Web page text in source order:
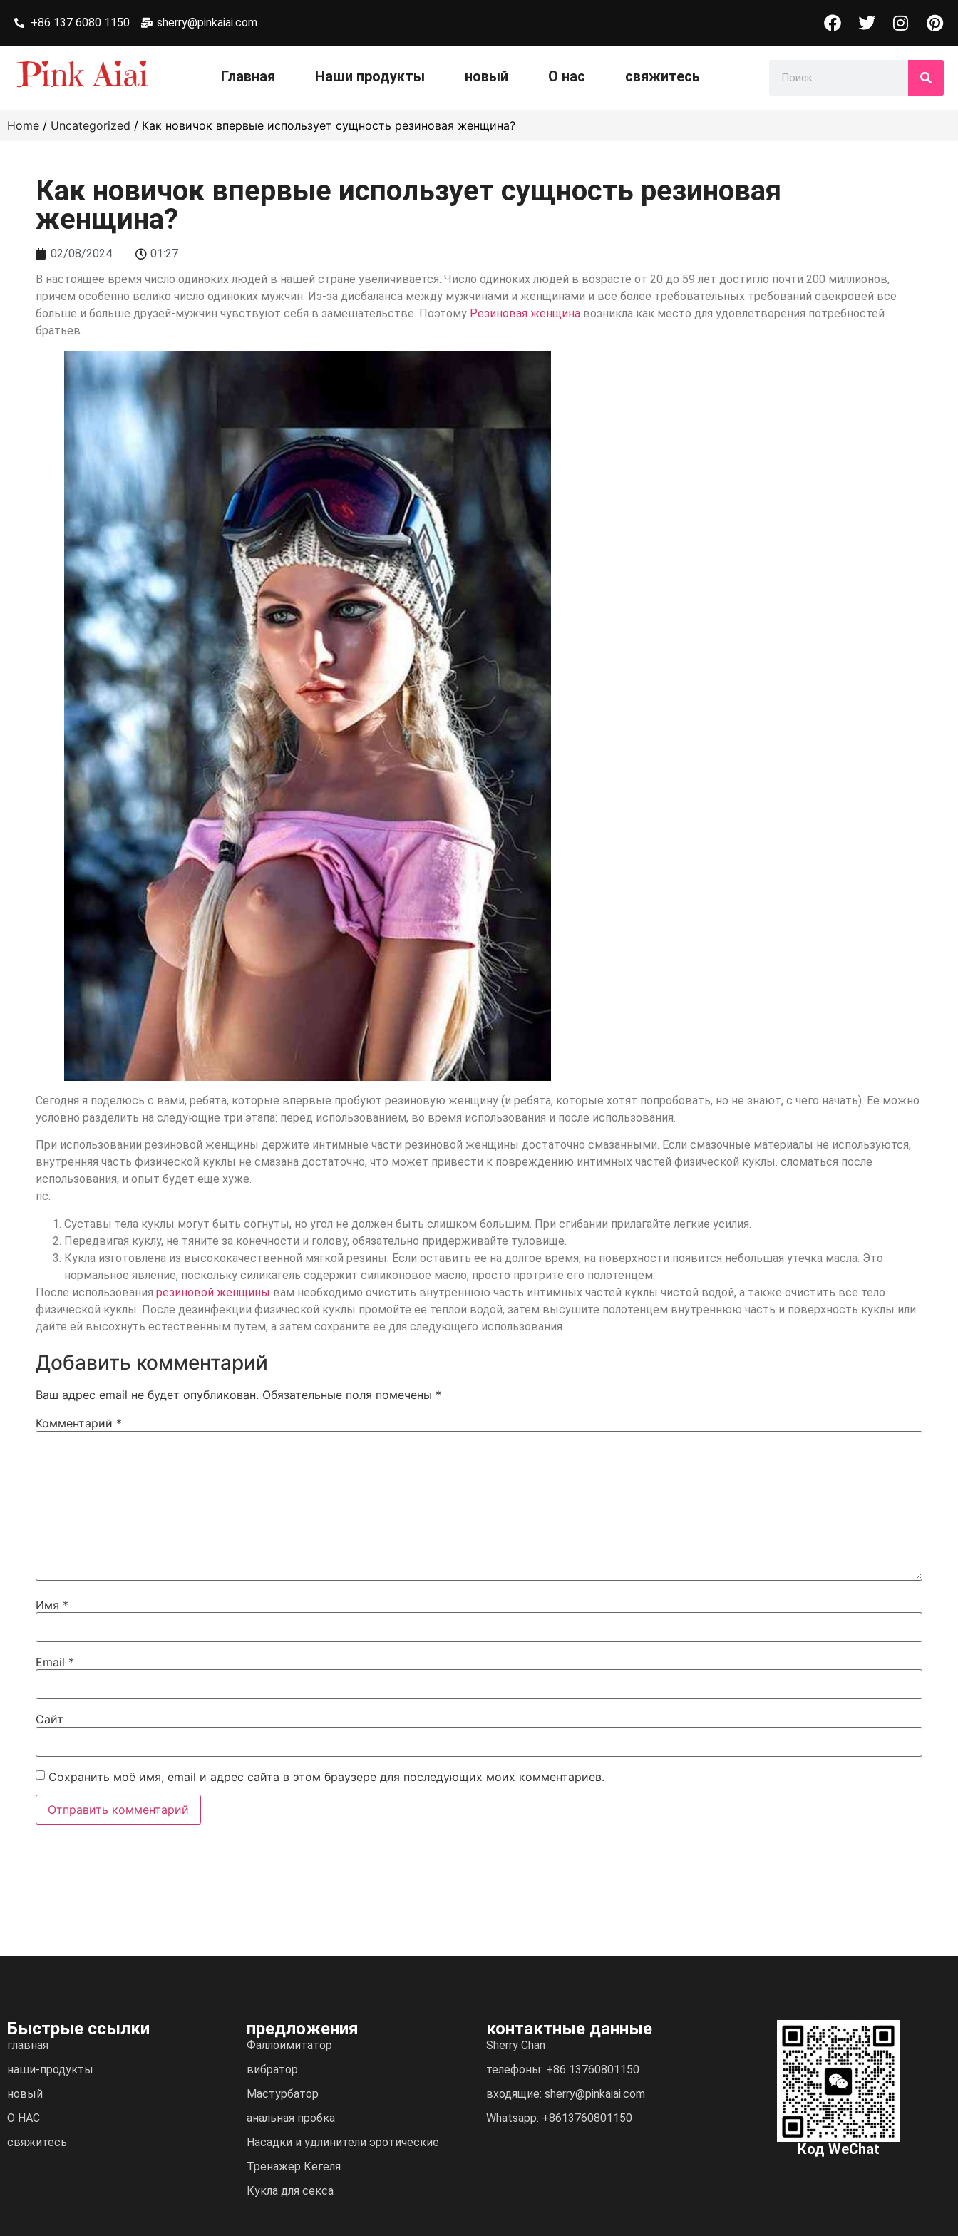
+86 137 6080 1150 sherry@pinkaiai.com
Главная Наши продукты новый О нас свяжитесь
Home / Uncategorized / Как новичок впервые использует сущность резиновая женщина?
Как новичок впервые использует сущность резиновая
женщина?
02/08/2024
01:27
В настоящее время число одиноких людей в нашей стране увеличивается. Число одиноких людей в возрасте от 20 до 59 лет достигло почти 200 миллионов,
причем особенно велико число одиноких мужчин. Из-за дисбаланса между мужчинами и женщинами и все более требовательных требований свекровей все
больше и больше друзей-мужчин чувствуют себя в замешательстве. Поэтому Резиновая женщина возникла как место для удовлетворения потребностей
братьев.
Сегодня я поделюсь с вами, ребята, которые впервые пробуют резиновую женщину (и ребята, которые хотят попробовать, но не знают, с чего начать). Ее можно
условно разделить на следующие три этапа: перед использованием, во время использования и после использования.
При использовании резиновой женщины держите интимные части резиновой женщины достаточно смазанными. Если смазочные материалы не используются,
внутренняя часть физической куклы не смазана достаточно, что может привести к повреждению интимных частей физической куклы. сломаться после
использования, и опыт будет еще хуже.
пс:
Суставы тела куклы могут быть согнуты, но угол не должен быть слишком большим. При сгибании прилагайте легкие усилия.
Передвигая куклу, не тяните за конечности и голову, обязательно придерживайте туловище.
Кукла изготовлена ​​из высококачественной мягкой резины. Если оставить ее на долгое время, на поверхности появится небольшая утечка масла. Это
нормальное явление, поскольку силикагель содержит силиконовое масло, просто протрите его полотенцем.
После использования резиновой женщины вам необходимо очистить внутреннюю часть интимных частей куклы чистой водой, а также очистить все тело
физической куклы. После дезинфекции физической куклы промойте ее теплой водой, затем высушите полотенцем внутреннюю часть и поверхность куклы или
дайте ей высохнуть естественным путем, а затем сохраните ее для следующего использования.
Добавить комментарий
Ваш адрес email не будет опубликован. Обязательные поля помечены *
Комментарий *
Имя *
Email *
Сайт
Сохранить моё имя, email и адрес сайта в этом браузере для последующих моих комментариев.
Быстрые ссылки
главная
наши-продукты
новый
О НАС
свяжитесь
предложения
Фаллоимитатор
вибратор
Мастурбатор
анальная пробка
Насадки и удлинители эротические
Тренажер Кегеля
Кукла для секса
контактные данные
Sherry Chan
телефоны: +86 13760801150
входящие: sherry@pinkaiai.com
Whatsapp: +8613760801150
Код WeChat